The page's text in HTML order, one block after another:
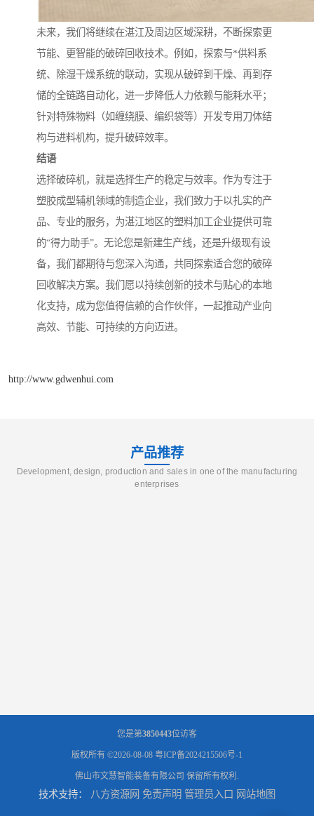
未来，我们将继续在湛江及周边区域深耕，不断探索更
节能、更智能的破碎回收技术。例如，探索与*供料系
统、除湿干燥系统的联动，实现从破碎到干燥、再到存
储的全链路自动化，进一步降低人力依赖与能耗水平；
针对特殊物料（如缠绕膜、编织袋等）开发专用刀体结
构与进料机构，提升破碎效率。
结语
选择破碎机，就是选择生产的稳定与效率。作为专注于
塑胶成型辅机领域的制造企业，我们致力于以扎实的产
品、专业的服务，为湛江地区的塑料加工企业提供可靠
的“得力助手”。无论您是新建生产线，还是升级现有设
备，我们都期待与您深入沟通，共同探索适合您的破碎
回收解决方案。我们愿以持续创新的技术与贴心的本地
化支持，成为您值得信赖的合作伙伴，一起推动产业向
高效、节能、可持续的方向迈进。
http://www.gdwenhui.com
产品推荐
Development, design, production and sales in one of the manufacturing
enterprises
您是第3850443位访客
版权所有 ©2026-08-08 粤ICP备2024215506号-1
佛山市文慧智能装备有限公司 保留所有权利.
技术支持： 八方资源网 免责声明 管理员入口 网站地图